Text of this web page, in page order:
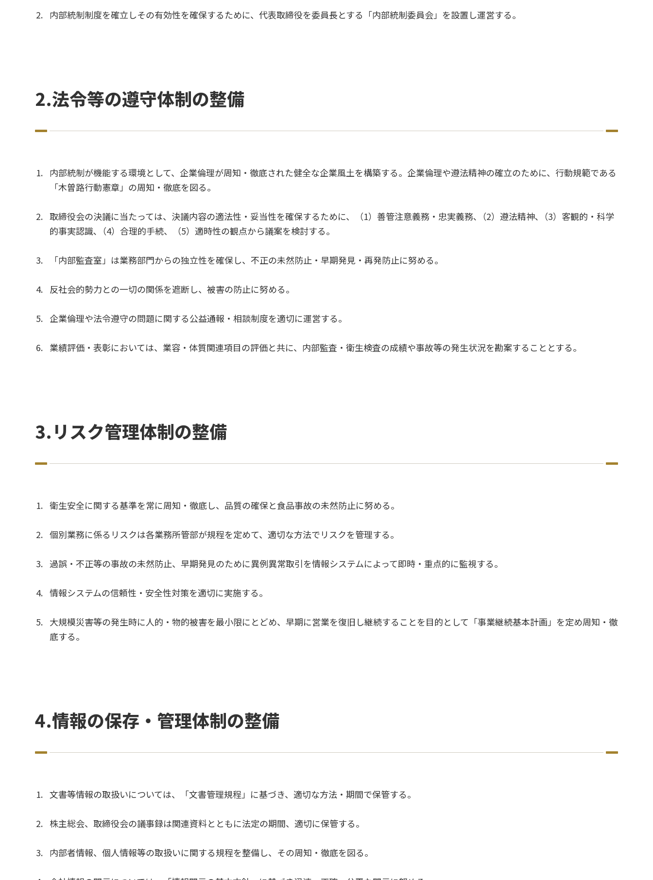
内部統制制度を確立しその有効性を確保するために、代表取締役を委員長とする「内部統制委員会」を設置し運営する。
2.法令等の遵守体制の整備
内部統制が機能する環境として、企業倫理が周知・徹底された健全な企業風土を構築する。企業倫理や遵法精神の確立のために、行動規範である
「木曽路行動憲章」の周知・徹底を図る。
取締役会の決議に当たっては、決議内容の適法性・妥当性を確保するために、（1）善管注意義務・忠実義務､（2）遵法精神､（3）客観的・科学
的事実認識､（4）合理的手続、（5）適時性の観点から議案を検討する。
「内部監査室」は業務部門からの独立性を確保し、不正の未然防止・早期発見・再発防止に努める。
反社会的勢力との一切の関係を遮断し、被害の防止に努める。
企業倫理や法令遵守の問題に関する公益通報・相談制度を適切に運営する。
業績評価・表彰においては、業容・体質関連項目の評価と共に、内部監査・衛生検査の成績や事故等の発生状況を勘案することとする。
3.リスク管理体制の整備
衛生安全に関する基準を常に周知・徹底し、品質の確保と食品事故の未然防止に努める。
個別業務に係るリスクは各業務所管部が規程を定めて、適切な方法でリスクを管理する。
過誤・不正等の事故の未然防止、早期発見のために異例異常取引を情報システムによって即時・重点的に監視する。
情報システムの信頼性・安全性対策を適切に実施する。
大規模災害等の発生時に人的・物的被害を最小限にとどめ、早期に営業を復旧し継続することを目的として「事業継続基本計画」を定め周知・徹
底する。
4.情報の保存・管理体制の整備
文書等情報の取扱いについては、「文書管理規程」に基づき、適切な方法・期間で保管する。
株主総会、取締役会の議事録は関連資料とともに法定の期間、適切に保管する。
内部者情報、個人情報等の取扱いに関する規程を整備し、その周知・徹底を図る。